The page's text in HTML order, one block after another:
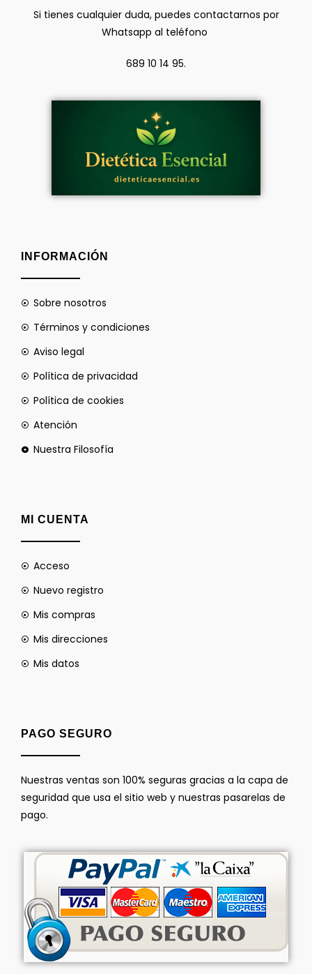
Si tienes cualquier duda, puedes contactarnos por
Whatsapp al teléfono
689 10 14 95.
INFORMACIÓN
Sobre nosotros
Términos y condiciones
Aviso legal
Política de privacidad
Política de cookies
Atención
Nuestra Filosofía
MI CUENTA
Acceso
Nuevo registro
Mis compras
Mis direcciones
Mis datos
PAGO SEGURO
Nuestras ventas son 100% seguras gracias a la capa de
seguridad que usa el sitio web y nuestras pasarelas de
pago.